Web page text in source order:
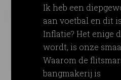
Ik heb een
aan voetbal en dit
Inflatie? Het enige
wordt, is onze
Waarom de
bangmakerij is